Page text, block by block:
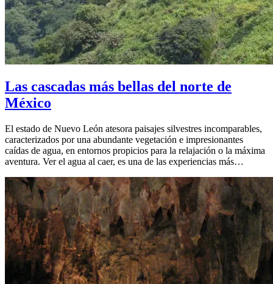
Las cascadas más bellas del norte de
México
El estado de Nuevo León atesora paisajes silvestres incomparables,
caracterizados por una abundante vegetación e impresionantes
caídas de agua, en entornos propicios para la relajación o la máxima
aventura. Ver el agua al caer, es una de las experiencias más…